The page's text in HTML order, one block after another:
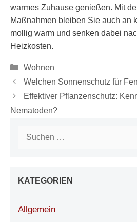
warmes Zuhause genießen. Mit
Maßnahmen bleiben Sie auch an
mollig warm und senken dabei
Heizkosten.
Kategorien
Wohnen
Welchen Sonnenschutz für
Effektiver Pflanzenschutz:
Nematoden?
Suchen
KATEGORIEN
Allgemein